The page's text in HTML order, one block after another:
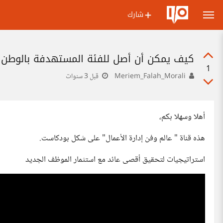
شارك
1
كيف يمكن أن أصل للفئة المستهدفة بالوطن
قبل 3 سنوات
أهلا وسهلا بكم،
هذه قناة " عالم وفن إدارة الأعمال" على شكل بودكاست.